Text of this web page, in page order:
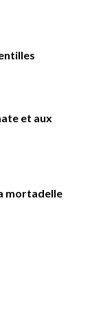
et aux
mortadelle